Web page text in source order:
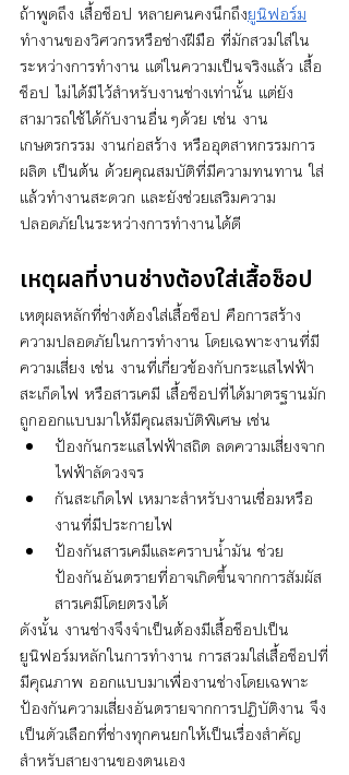
ถ้าพูดถึง เสื้อช็อป หลายคนคงนึกถึงยูนิฟอร์ม
ทำงานของวิศวกรหรือช่างฝีมือ ที่มักสวมใส่ใน
ระหว่างการทำงาน แต่ในความเป็นจริงแล้ว เสื้อ
ช็อป ไม่ได้มีไว้สำหรับงานช่างเท่านั้น แต่ยัง
สามารถใช้ได้กับงานอื่นๆด้วย เช่น งาน
เกษตรกรรม งานก่อสร้าง หรืออุตสาหกรรมการ
ผลิต เป็นต้น ด้วยคุณสมบัติที่มีความทนทาน ใส่
แล้วทำงานสะดวก และยังช่วยเสริมความ
ปลอดภัยในระหว่างการทำงานได้ดี
เหตุผลที่งานช่างต้องใส่เสื้อช็อป
เหตุผลหลักที่ช่างต้องใส่เสื้อช็อป คือการสร้าง
ความปลอดภัยในการทำงาน โดยเฉพาะงานที่มี
ความเสี่ยง เช่น งานที่เกี่ยวข้องกับกระแสไฟฟ้า
สะเก็ดไฟ หรือสารเคมี เสื้อช็อปที่ได้มาตรฐานมัก
ถูกออกแบบมาให้มีคุณสมบัติพิเศษ เช่น
ป้องกันกระแสไฟฟ้าสถิต ลดความเสี่ยงจาก
ไฟฟ้าลัดวงจร
กันสะเก็ดไฟ เหมาะสำหรับงานเชื่อมหรือ
งานที่มีประกายไฟ
ป้องกันสารเคมีและคราบน้ำมัน ช่วย
ป้องกันอันตรายที่อาจเกิดขึ้นจากการสัมผัส
สารเคมีโดยตรงได้
ดังนั้น งานช่างจึงจำเป็นต้องมีเสื้อช็อปเป็น
ยูนิฟอร์มหลักในการทำงาน การสวมใส่เสื้อช็อปที่
มีคุณภาพ ออกแบบมาเพื่องานช่างโดยเฉพาะ
ป้องกันความเสี่ยงอันตรายจากการปฏิบัติงาน จึง
เป็นตัวเลือกที่ช่างทุกคนยกให้เป็นเรื่องสำคัญ
สำหรับสายงานของตนเอง